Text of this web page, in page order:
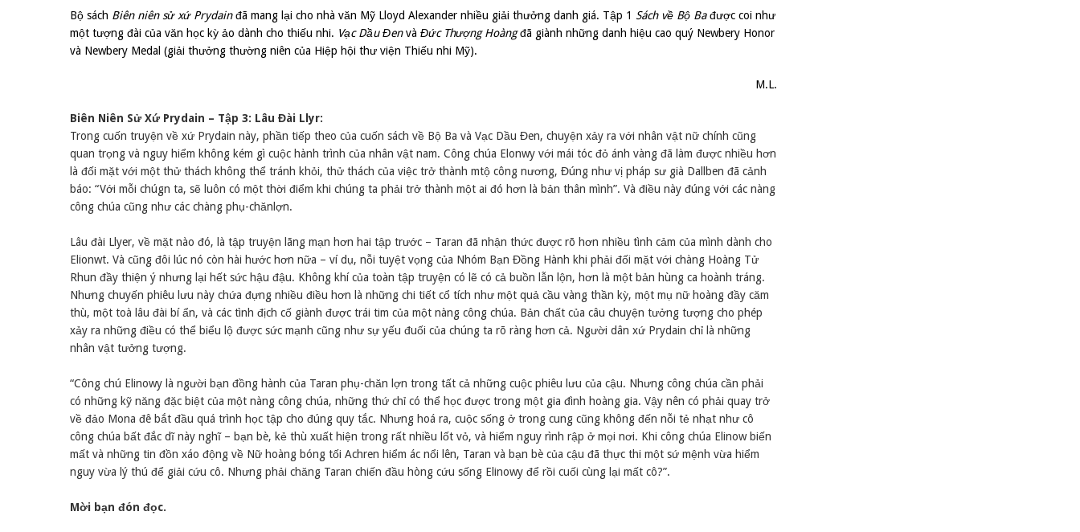
Bộ sách Biên niên sử xứ Prydainđã mang lại cho nhà văn Mỹ Lloyd Alexander nhiều giải thưởng danh giá. Tập 1 Sách về Bộ Bađược coi như
một tượng đài của văn học kỳ ảo dành cho thiếu nhi. Vạc Dầu Đenvà Đức Thượng Hoàngđã giành những danh hiệu cao quý Newbery Honor
và Newbery Medal (giải thưởng thường niên của Hiệp hội thư viện Thiếu nhi Mỹ).
M.L.
Biên Niên Sử Xứ Prydain – Tập 3: Lâu Đài Llyr:
Trong cuốn truyện về xứ Prydain này, phần tiếp theo của cuốn sách về Bộ Ba và Vạc Dầu Đen, chuyện xảy ra với nhân vật nữ chính cũng
quan trọng và nguy hiểm không kém gì cuộc hành trình của nhân vật nam. Công chúa Elonwy với mái tóc đỏ ánh vàng đã làm được nhiều hơn
là đối mặt với một thử thách không thể tránh khỏi, thử thách của việc trở thành mtộ công nương, Đúng như vị pháp sư già Dallben đã cảnh
báo: “Với mỗi chúgn ta, sẽ luôn có một thời điểm khi chúng ta phải trở thành một ai đó hơn là bản thân mình”. Và điều này đúng với các nàng
công chúa cũng như các chàng phụ-chănlợn.
Lâu đài Llyer, về mặt nào đó, là tập truyện lãng mạn hơn hai tập trước – Taran đã nhận thức được rõ hơn nhiều tình cảm của mình dành cho
Elionwt. Và cũng đôi lúc nó còn hài hước hơn nữa – ví dụ, nỗi tuyệt vọng của Nhóm Bạn Đồng Hành khi phải đối mặt với chàng Hoàng Tử
Rhun đầy thiện ý nhưng lại hết sức hậu đậu. Không khí của toàn tập truyện có lẽ có cả buồn lẫn lộn, hơn là một bản hùng ca hoành tráng.
Nhưng chuyến phiêu lưu này chứa đựng nhiều điều hơn là những chi tiết cổ tích như một quả cầu vàng thần kỳ, một mụ nữ hoàng đầy căm
thù, một toà lâu đài bí ẩn, và các tình địch cố giành được trái tim của một nàng công chúa. Bản chất của câu chuyện tưởng tượng cho phép
xảy ra những điều có thể biểu lộ được sức mạnh cũng như sự yếu đuối của chúng ta rõ ràng hơn cả. Người dân xứ Prydain chỉ là những
nhân vật tưởng tượng.
“Công chú Elinowy là người bạn đồng hành của Taran phụ-chăn lợn trong tất cả những cuộc phiêu lưu của cậu. Nhưng công chúa cần phải
có những kỹ năng đặc biệt của một nàng công chúa, những thứ chỉ có thể học được trong một gia đình hoàng gia. Vậy nên có phải quay trở
về đảo Mona đê bắt đầu quá trình học tập cho đúng quy tắc. Nhưng hoá ra, cuộc sống ở trong cung cũng không đến nỗi tẻ nhạt như cô
công chúa bất đắc dĩ này nghĩ – bạn bè, kẻ thù xuất hiện trong rất nhiều lốt vỏ, và hiểm nguy rình rập ở mọi nơi. Khi công chúa Elinow biến
mất và những tin đồn xáo động về Nữ hoàng bóng tối Achren hiểm ác nổi lên, Taran và bạn bè của cậu đã thực thi một sứ mệnh vừa hiểm
nguy vừa lý thú để giải cứu cô. Nhưng phải chăng Taran chiến đầu hòng cứu sống Elinowy để rồi cuối cùng lại mất cô?”.
Mời bạn đón đọc.